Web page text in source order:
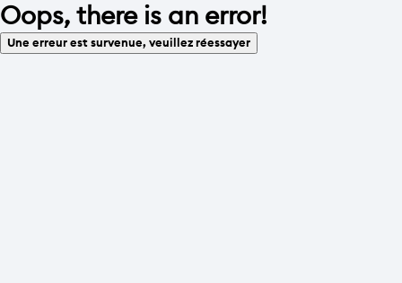
Oops, there is an error!
Une erreur est survenue, veuillez réessayer